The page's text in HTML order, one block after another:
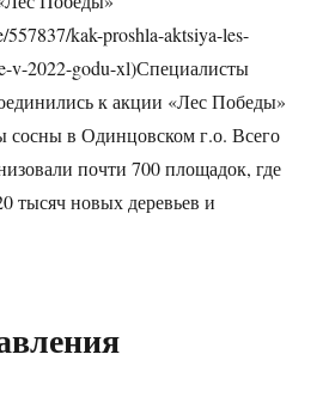
kak-proshla-aktsiya-les-
v-2022-godu-xl)Специалисты
к акции «Лес Победы»
сосны в Одинцовском г.о. Всего
почти 700 площадок, где
тысяч новых деревьев и